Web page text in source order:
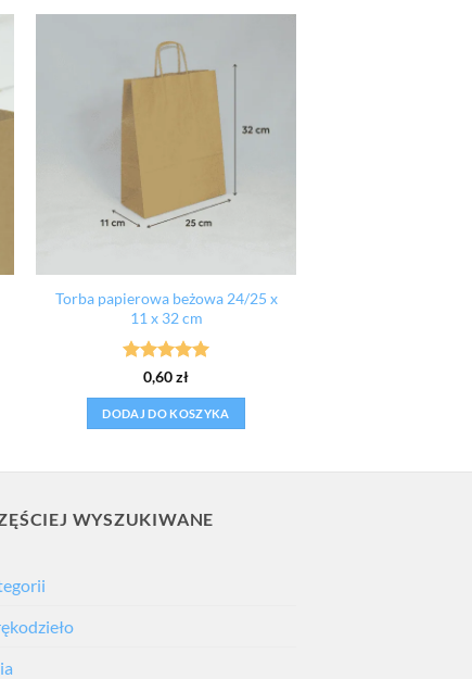
Torba papierowa beżowa 24/25 x
11 x 32 cm
Oceniono
0,60zł
DODAJ DO KOSZYKA
WYSZUKIWANE